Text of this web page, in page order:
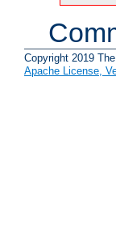
Copyright 2019
Apache License,